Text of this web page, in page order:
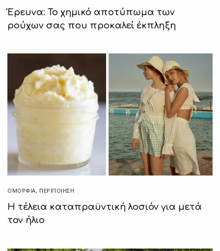
Έρευνα: Το χημικό αποτύπωμα των
ρούχων σας που προκαλεί έκπληξη
ΟΜΟΡΦΙΑ, ΠΕΡΙΠΟΊΗΣΗ
H τέλεια καταπραϋντική λοσιόν για μετά
τον ήλιο